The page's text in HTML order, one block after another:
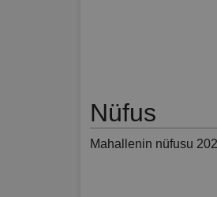
Nüfus
Mahallenin nüfusu